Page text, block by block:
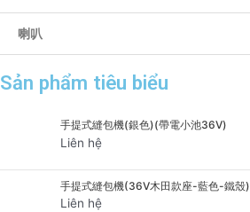
喇叭
Sản phẩm tiêu biểu
手提式縫包機(銀色)(帶電小池36V)
Liên hệ
手提式縫包機(36V木田款座-藍色-鐵殼)
Liên hệ